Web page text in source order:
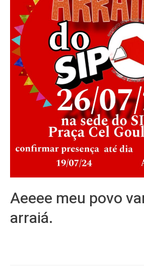
Aeeee meu povo
arraiá.